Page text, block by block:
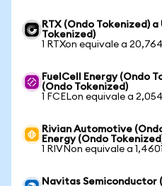
RTX (Ondo Tokenized)
Tokenized)
1 RTXon equivale a
FuelCell Energy (Ondo
(Ondo Tokenized)
1 FCELon equivale a
Rivian Automotive
Energy (Ondo
1 RIVNon equivale a
Navitas Semiconductor